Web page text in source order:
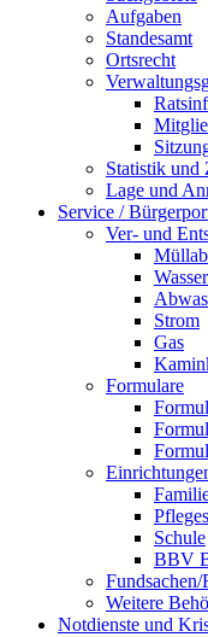
Aufgaben
Standesamt
Ortsrecht
Statistik und
Lage und
Service /
Ver- und
Wasser
Strom
Gas
Formulare
Schule
BBV
Weitere
Notdienste und